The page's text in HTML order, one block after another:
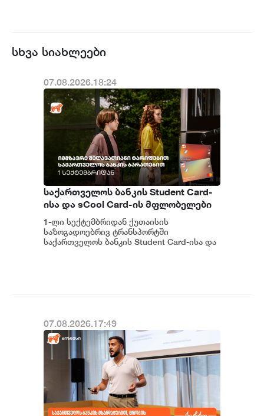
სხვა სიახლეები
07.08.2026.18:24
საქართველოს ბანკის Student Card-
ისა და sCool Card-ის მფლობელები
ქუთაისში ტრანსპორტზე
შეღავათიანი ტარიფით
ისარგებლებენ
1-ლი სექტემბრიდან ქუთაისის
საზოგადოებრივ ტრანსპორტში
საქართველოს ბანკის Student Card-ისა და
07.08.2026.17:49